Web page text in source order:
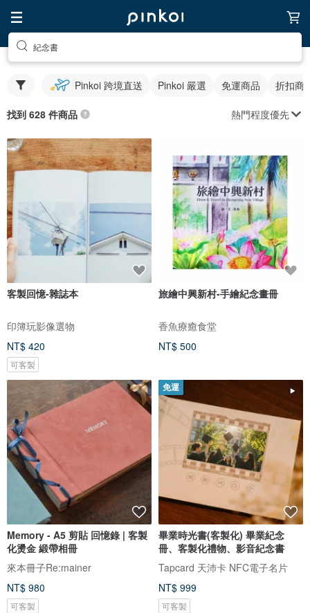
紀念書
Pinkoi 跨境直送 Pinkoi 嚴選 免運商品 折扣商
找到 628 件商品 熱門程度優先
客製回憶-雜誌本
印簿玩影像選物
NT$ 420
可客製
旅繪中興新村-手繪紀念畫冊
香魚療癒食堂
NT$ 500
Memory - A5 剪貼 回憶錄 | 客製
化燙金 緞帶相冊
來本冊子Re:mainer
NT$ 980
可客製
免運
畢業時光書(客製化) 畢業紀念
冊、客製化禮物、影音紀念書
Tapcard 天沛卡 NFC電子名片
NT$ 999
可客製